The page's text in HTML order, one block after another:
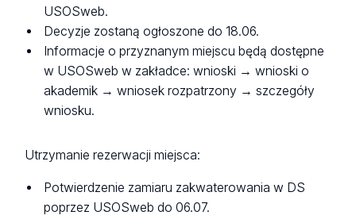
USOSweb.
Decyzje zostaną ogłoszone do 18.06.
Informacje o przyznanym miejscu będą dostępne
w USOSweb w zakładce: wnioski → wnioski o
akademik → wniosek rozpatrzony → szczegóły
wniosku.
Utrzymanie rezerwacji miejsca:
Potwierdzenie zamiaru zakwaterowania w DS
poprzez USOSweb do 06.07.